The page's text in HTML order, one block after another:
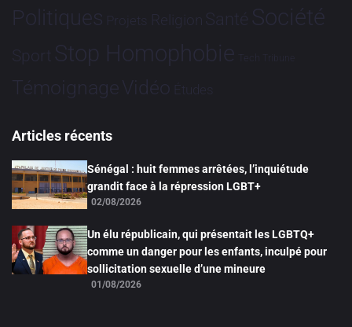
Politiques Projets Religion Santé Société
Sport Stop Homophobie Tech Tribune
TémoignageVidéo Études
Articles récents
Sénégal : huit femmes arrêtées, l’inquiétude
grandit face à la répression LGBT+
02/08/2026
Un élu républicain, qui présentait les LGBTQ+
comme un danger pour les enfants, inculpé pour
sollicitation sexuelle d’une mineure
01/08/2026